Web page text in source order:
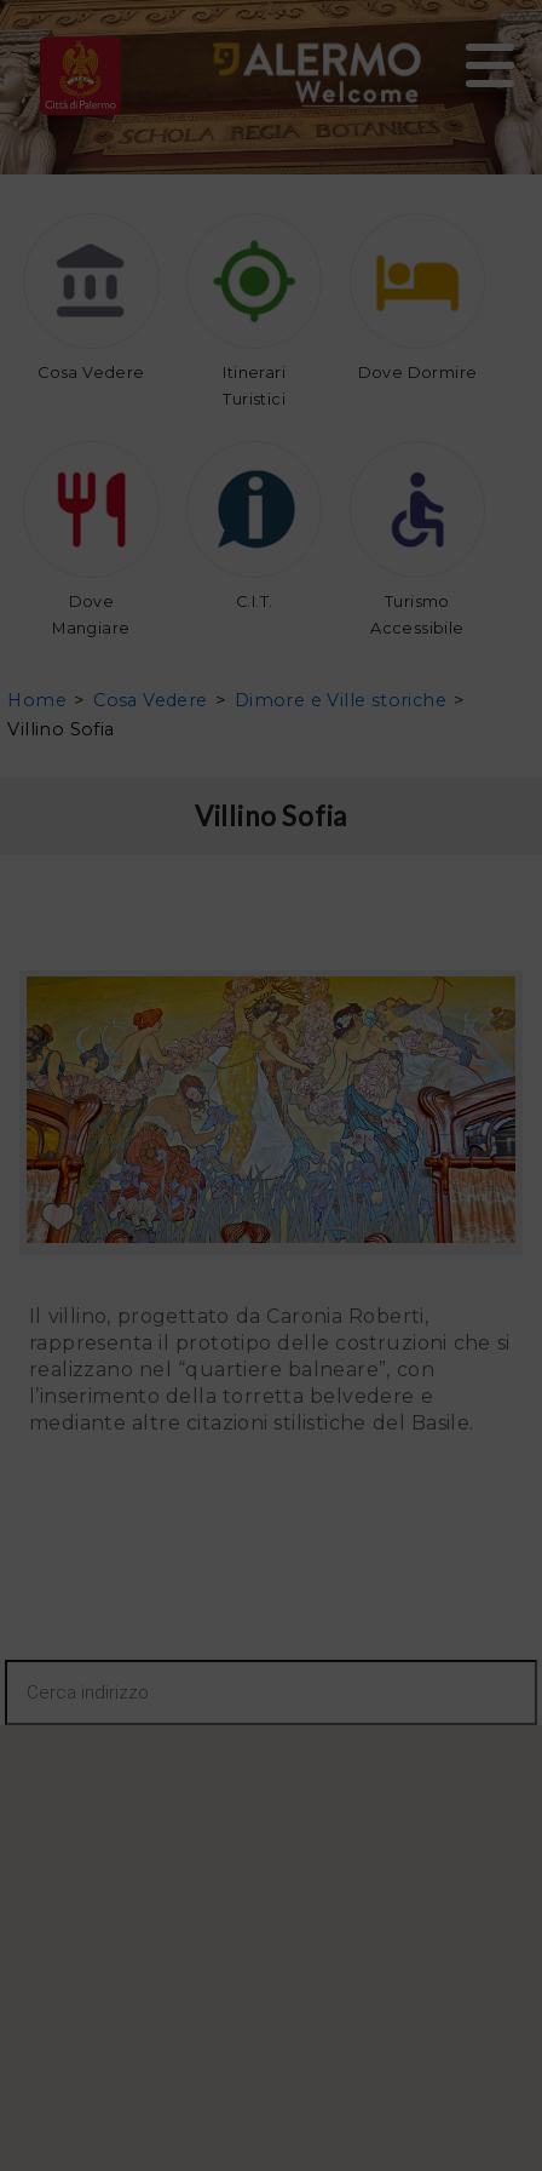
Home
Vivi
Palermo
Organizza
il
tuo
Cosa Vedere
Itinerari
Turistici
Dove Dormire
Dove
Mangiare
C.I.T.
Turismo
Accessibile
Home > Cosa Vedere > Dimore e Ville storiche >
Villino Sofia
Villino Sofia
Il villino, progettato da Caronia Roberti,
rappresenta il prototipo delle costruzioni che si
realizzano nel “quartiere balneare”, con
l’inserimento della torretta belvedere e
mediante altre citazioni stilistiche del Basile.